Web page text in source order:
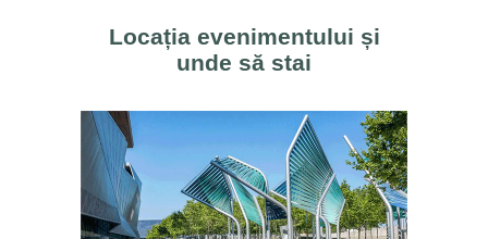
Locația evenimentului și
unde să stai